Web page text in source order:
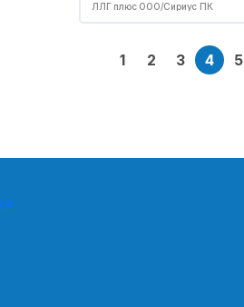
ЛЛГ плюс ООО/Сириус ПК
1 2 3 4 5